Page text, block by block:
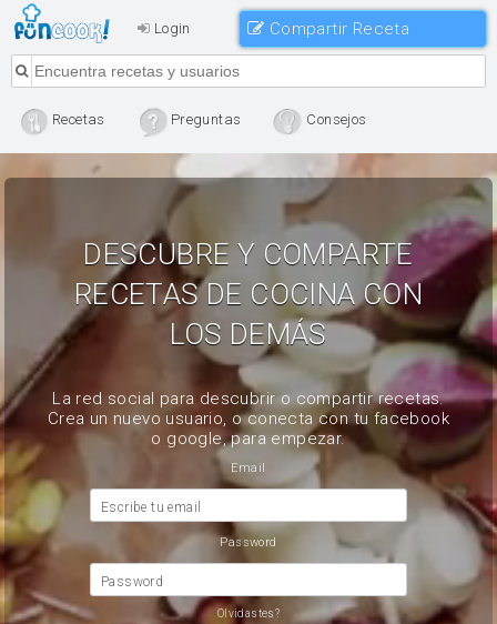
Login
Recetas Preguntas Consejos
DESCUBRE Y COMPARTE
RECETAS DE COCINA CON
LOS DEMÁS
La red social para descubrir o compartir recetas.
Crea un nuevo usuario, o conecta con tu facebook
o google, para empezar.
Email
Escribe tu email
Password
Password
Olvidastes?
Compartir Receta